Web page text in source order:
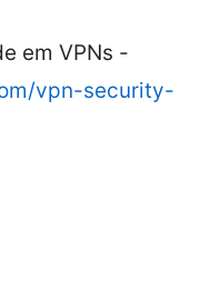
em VPNs -
vpn-security-